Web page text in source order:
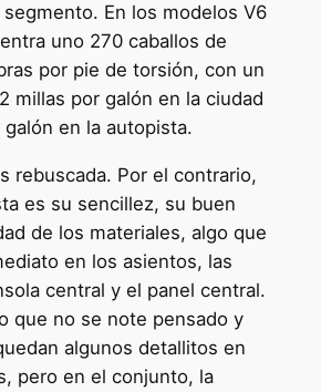
En los modelos V6
uno 270 caballos de
por pie de torsión, con un
millas por galón en la ciudad
en la autopista.
rebuscada. Por el contrario,
es su sencillez, su buen
de los materiales, algo que
en los asientos, las
central y el panel central.
que no se note pensado y
algunos detallitos en
pero en el conjunto, la